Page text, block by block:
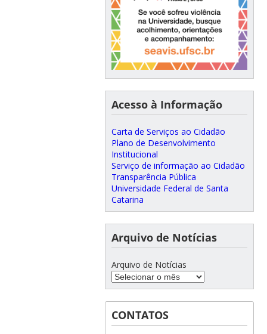
Acesso à Informação
Carta de Serviços ao Cidadão
Plano de Desenvolvimento
Institucional
Serviço de informação ao Cidadão
Transparência Pública
Universidade Federal de Santa
Catarina
Arquivo de Notícias
Arquivo de Notícias
CONTATOS